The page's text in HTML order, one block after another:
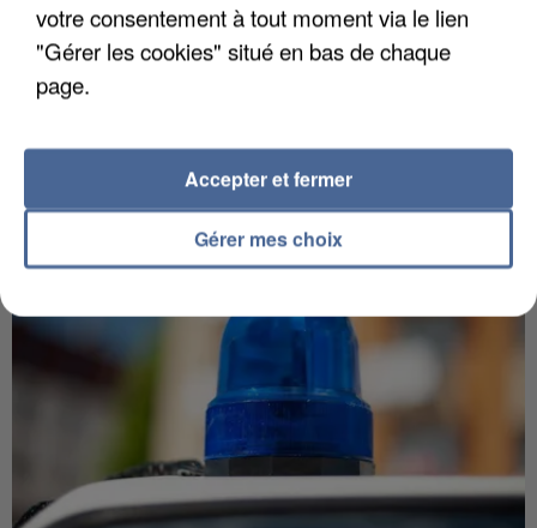
5 août 2026
L’un des fondateurs supposés de la DZ Mafia
Il est soupçonné d'y avoir mené ses opérations en
votre consentement à tout moment via le lien
"Gérer les cookies" situé en bas de chaque
page.
Gérer mes choix
Accepter et fermer